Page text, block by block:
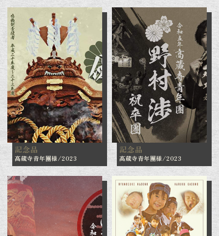
記念品
髙蔵寺青年團様/2023
記念品
髙蔵寺青年團様/2023